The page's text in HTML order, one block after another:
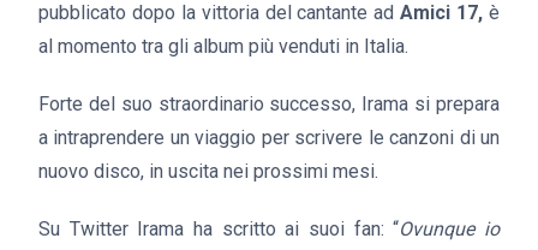
pubblicato dopo la vittoria del cantante adAmici 17, è
al momento tra gli album più venduti in Italia.
Forte del suo straordinario successo, Irama si prepara
a intraprendere un viaggio per scrivere le canzoni di un
nuovo disco, in uscita nei prossimi mesi.
Su Twitter Irama ha scritto ai suoi fan: “Ovunque io